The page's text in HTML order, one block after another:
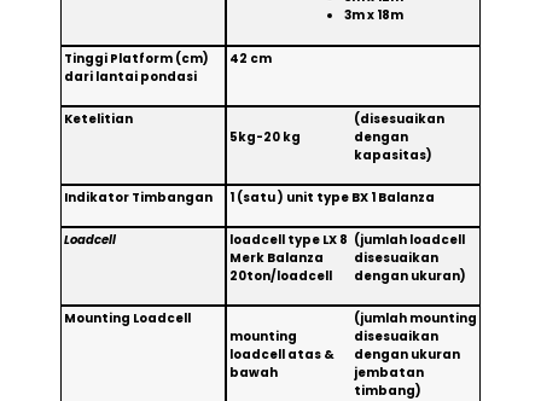
3m x 18m
Tinggi Platform (cm)
dari lantai pondasi
42 cm
Ketelitian
5kg-20 kg
(disesuaikan
dengan
kapasitas)
Indikator Timbangan 1 (satu ) unit type BX 1 Balanza
Loadcell
loadcell type LX 8
Merk Balanza
20ton/loadcell
(jumlah loadcell
disesuaikan
dengan ukuran)
Mounting Loadcell
mounting
loadcell atas &
bawah
(jumlah mounting
disesuaikan
dengan ukuran
jembatan
timbang)